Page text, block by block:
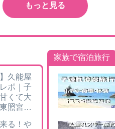
もっと見る
久能屋
ポ｜子
くて大
照宮す
る！や
家族で宿泊旅行